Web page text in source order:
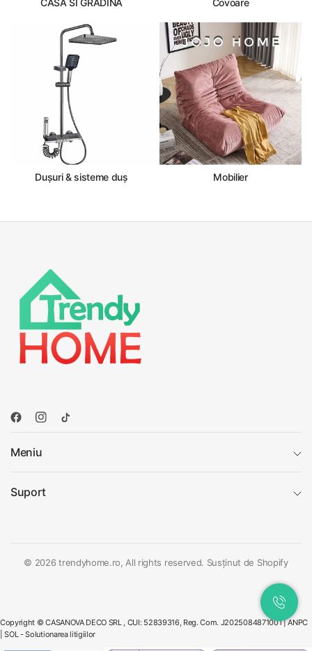
Dușuri & sisteme duș Mobilier
Meniu
Suport
© 2026 trendyhome.ro, All rights reserved. Susținut de Shopify
Copyright © CASANOVA DECO SRL , CUI: 52839316, Reg. Com. J2025084871001 |ANPC
|SOL - Solutionarea litigiilor